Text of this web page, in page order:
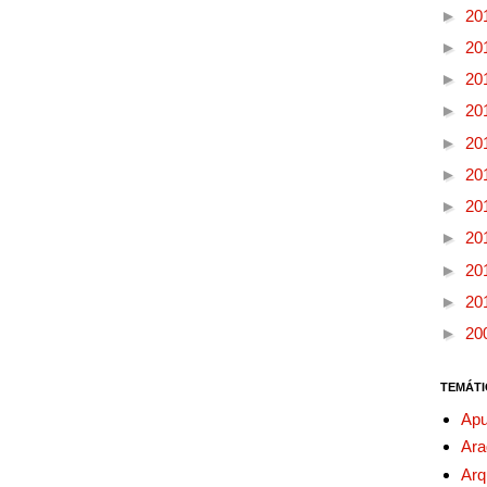
►
►
►
►
►
►
►
►
►
►
►